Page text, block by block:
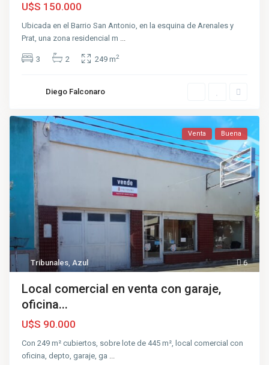
U$S 150.000
Ubicada en el Barrio San Antonio, en la esquina de Arenales y
Prat, una zona residencial m ...
3 2 249 m2
Diego Falconaro
6
Tribunales,Azul
Venta Buena
Local comercial en venta con garaje,
oficina...
U$S 90.000
Con 249 m² cubiertos, sobre lote de 445 m², local comercial con
oficina, depto, garaje, ga ...